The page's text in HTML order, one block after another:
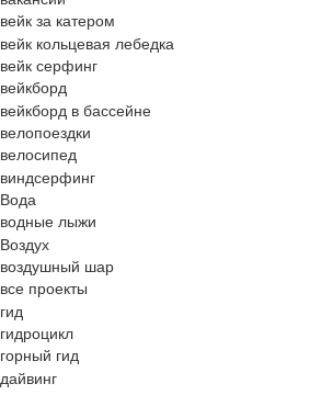
вейк за катером
вейк кольцевая лебедка
вейк серфинг
вейкборд
вейкборд в бассейне
велопоездки
велосипед
виндсерфинг
Вода
водные лыжи
Воздух
воздушный шар
все проекты
гид
гидроцикл
горный гид
дайвинг